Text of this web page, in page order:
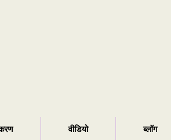
वीडियो ब्लॉग